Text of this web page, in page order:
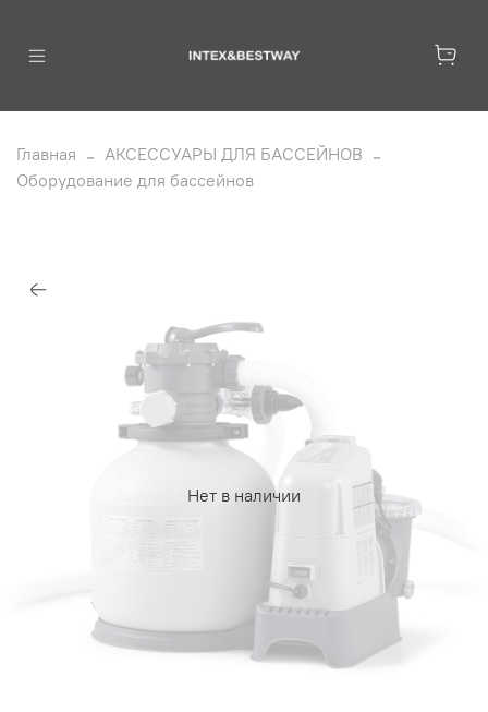
Главная
АКСЕССУАРЫ ДЛЯ БАССЕЙНОВ
Оборудование для бассейнов
Нет в наличии